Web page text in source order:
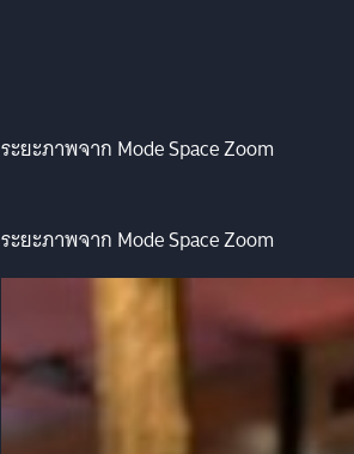
ระยะภาพจาก Mode Space Zoom
ระยะภาพจาก Mode Space Zoom